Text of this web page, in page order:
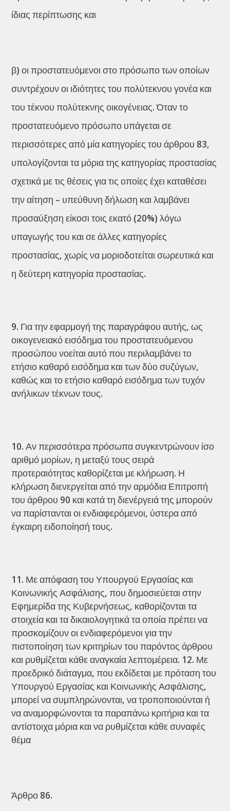
ίδιας περίπτωσης και
β) οι προστατευόμενοι στο πρόσωπο των οποίων
συντρέχουν οι ιδιότητες του πολύτεκνου γονέα και
του τέκνου πολύτεκνης οικογένειας. Όταν το
προστατευόμενο πρόσωπο υπάγεται σε
περισσότερες από μία κατηγορίες του άρθρου 83,
υπολογίζονται τα μόρια της κατηγορίας προστασίας
σχετικά με τις θέσεις για τις οποίες έχει καταθέσει
την αίτηση – υπεύθυνη δήλωση και λαμβάνει
προσαύξηση είκοσι τοις εκατό (20%) λόγω
υπαγωγής του και σε άλλες κατηγορίες
προστασίας, χωρίς να μοριοδοτείται σωρευτικά και
η δεύτερη κατηγορία προστασίας.
Για την εφαρμογή της παραγράφου αυτής, ως
οικογενειακό εισόδημα του προστατευόμενου
προσώπου νοείται αυτό που περιλαμβάνει το
ετήσιο καθαρό εισόδημα και των δύο συζύγων,
καθώς και το ετήσιο καθαρό εισόδημα των τυχόν
ανήλικων τέκνων τους.
Αν περισσότερα πρόσωπα συγκεντρώνουν ίσο
αριθμό μορίων, η μεταξύ τους σειρά
προτεραιότητας καθορίζεται με κλήρωση. Η
κλήρωση διενεργείται από την αρμόδια Επιτροπή
του άρθρου 90 και κατά τη διενέργειά της μπορούν
να παρίστανται οι ενδιαφερόμενοι, ύστερα από
έγκαιρη ειδοποίησή τους.
Με απόφαση του Υπουργού Εργασίας και
Κοινωνικής Ασφάλισης, που δημοσιεύεται στην
Εφημερίδα της Κυβερνήσεως, καθορίζονται τα
στοιχεία και τα δικαιολογητικά τα οποία πρέπει να
προσκομίζουν οι ενδιαφερόμενοι για την
πιστοποίηση των κριτηρίων του παρόντος άρθρου
και ρυθμίζεται κάθε αναγκαία λεπτομέρεια. 12. Με
προεδρικό διάταγμα, που εκδίδεται με πρόταση του
Υπουργού Εργασίας και Κοινωνικής Ασφάλισης,
μπορεί να συμπληρώνονται, να τροποποιούνται ή
να αναμορφώνονται τα παραπάνω κριτήρια και τα
αντίστοιχα μόρια και να ρυθμίζεται κάθε συναφές
θέμα
Άρθρο 86.